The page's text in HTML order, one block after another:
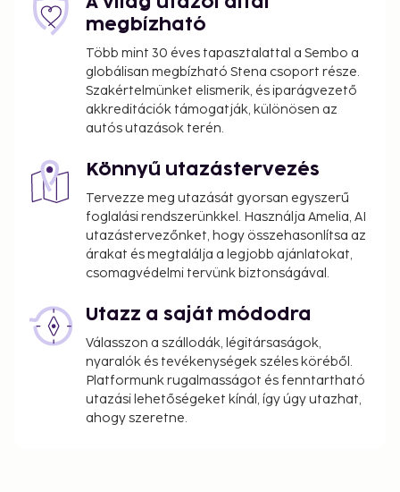
You'll be asked to pay the following charges at the
property. Fees may include applicable taxes:
A tax is imposed by the city: EUR 0.88 per
person, per night. This tax does not apply to
children under 18 years of age.
We have included all charges provided to us by the
property.
Cash transactions at this property cannot
exceed EUR 1000, due to national regulations.
For further details, please contact the property
using information in the booking confirmation.
The seasonal pool will be open from May to
Pool access available from 9:00 AM to 9:00 PM.
A car is recommended for transportation to
and from this property.
megbízható
Több mint 30 éves tapasztalattal a Sembo a
globálisan megbízható Stena csoport része.
Szakértelmünket elismerik, és iparágvezető
akkreditációk támogatják, különösen az
autós utazások terén.
Könnyű utazástervezés
Tervezze meg utazását gyorsan egyszerű
foglalási rendszerünkkel. Használja Amelia, AI
utazástervezőnket, hogy összehasonlítsa az
árakat és megtalálja a legjobb ajánlatokat,
csomagvédelmi tervünk biztonságával.
Utazz a saját módodra
Válasszon a szállodák, légitársaságok,
nyaralók és tevékenységek széles köréből.
Platformunk rugalmasságot és fenntartható
utazási lehetőségeket kínál, így úgy utazhat,
ahogy szeretne.